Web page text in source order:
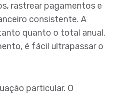
rastrear pagamentos e
consistente. A
quanto o total anual.
é fácil ultrapassar o
particular. O